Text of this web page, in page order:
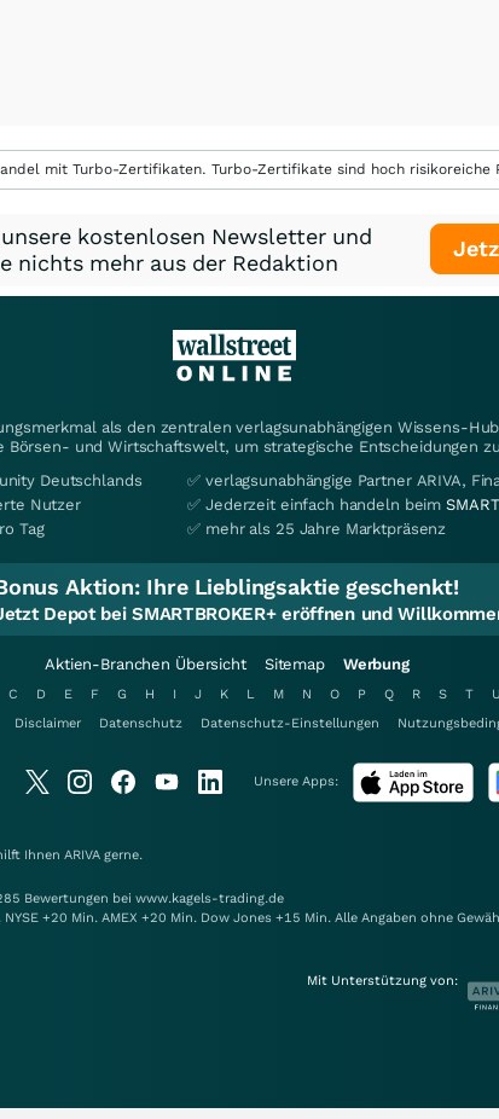
mit Turbo-Zertifikaten. Turbo-Zertifikate sind hoch
kostenlosen Newsletter und
nichts mehr aus der Redaktion
als den zentralen verlagsunabhängigen Wissens-
Börsen- und Wirtschaftswelt, um strategische Entscheidungen
Deutschlands
Nutzer
Tag
✅ verlagsunabhängige Partner ARIVA,
✅ Jederzeit einfach handeln beim
✅ mehr als 25 Jahre Marktpräsenz
Aktion: Ihre Lieblingsaktie geschenkt!
Depot bei SMARTBROKER+ eröffnen und
Aktien-Branchen Übersicht Sitemap Werbung
C D E F G H I J K L M N O P Q R S T
Disclaimer Datenschutz Datenschutz-Einstellungen
Unsere Apps:
Ihnen ARIVA gerne.
Bewertungen bei www.kagels-trading.de
+20 Min. AMEX +20 Min. Dow Jones +15 Min. Alle Angaben ohne
Mit Unterstützung von: